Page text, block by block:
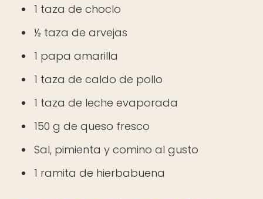
1 taza de choclo
½ taza de arvejas
1 papa amarilla
1 taza de caldo de pollo
1 taza de leche evaporada
150 g de queso fresco
Sal, pimienta y comino al gusto
1 ramita de hierbabuena